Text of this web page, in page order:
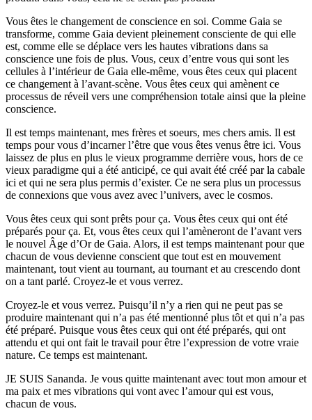
Vous êtes le changement de conscience en soi. Comme Gaia se
transforme, comme Gaia devient pleinement consciente de qui elle
est, comme elle se déplace vers les hautes vibrations dans sa
conscience une fois de plus. Vous, ceux d’entre vous qui sont les
cellules à l’intérieur de Gaia elle-même, vous êtes ceux qui placent
ce changement à l’avant-scène. Vous êtes ceux qui amènent ce
processus de réveil vers une compréhension totale ainsi que la pleine
conscience.
Il est temps maintenant, mes frères et soeurs, mes chers amis. Il est
temps pour vous d’incarner l’être que vous êtes venus être ici. Vous
laissez de plus en plus le vieux programme derrière vous, hors de ce
vieux paradigme qui a été anticipé, ce qui avait été créé par la cabale
ici et qui ne sera plus permis d’exister. Ce ne sera plus un processus
de connexions que vous avez avec l’univers, avec le cosmos.
Vous êtes ceux qui sont prêts pour ça. Vous êtes ceux qui ont été
préparés pour ça. Et, vous êtes ceux qui l’amèneront de l’avant vers
le nouvel Âge d’Or de Gaia. Alors, il est temps maintenant pour que
chacun de vous devienne conscient que tout est en mouvement
maintenant, tout vient au tournant, au tournant et au crescendo dont
on a tant parlé. Croyez-le et vous verrez.
Croyez-le et vous verrez. Puisqu’il n’y a rien qui ne peut pas se
produire maintenant qui n’a pas été mentionné plus tôt et qui n’a pas
été préparé. Puisque vous êtes ceux qui ont été préparés, qui ont
attendu et qui ont fait le travail pour être l’expression de votre vraie
nature. Ce temps est maintenant.
JE SUIS Sananda. Je vous quitte maintenant avec tout mon amour et
ma paix et mes vibrations qui vont avec l’amour qui est vous,
chacun de vous.